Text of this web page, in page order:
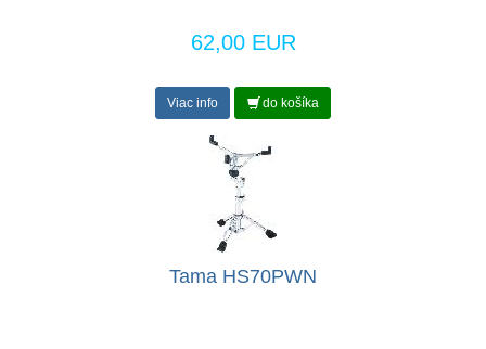
62,00 EUR
Viac info do košíka
Tama HS70PWN